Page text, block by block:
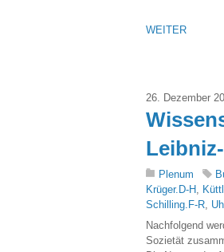
WEITER
26. Dezember
Plenum
Krüger.D-H
Schilling.F-R
Nachfolgend
Sozietät